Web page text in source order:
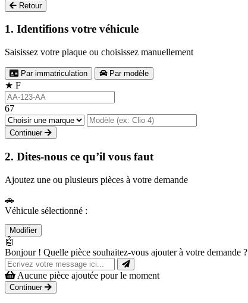
Retour
1. Identifions votre véhicule
Saisissez votre plaque ou choisissez manuellement
Par immatriculation Par modèle
★ F
67
Continuer
2. Dites-nous ce qu’il vous faut
Ajoutez une ou plusieurs pièces à votre demande
🚗
Véhicule sélectionné :
Modifier
🤖
Bonjour ! Quelle pièce souhaitez-vous ajouter à votre demande ?
Aucune pièce ajoutée pour le moment
Continuer